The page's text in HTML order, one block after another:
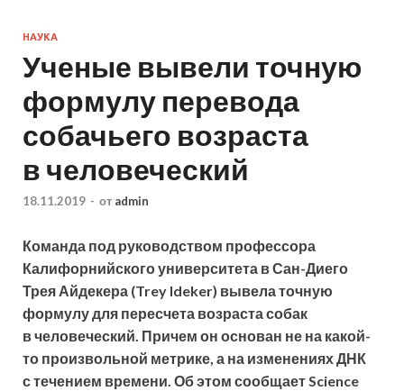
НАУКА
Ученые вывели точную
формулу перевода
собачьего возраста
в человеческий
18.11.2019 - от admin
Команда под руководством профессора
Калифорнийского университета в Сан-Диего
Трея Айдекера (Trey Ideker) вывела точную
формулу для пересчета возраста собак
в человеческий. Причем он основан не на какой-
то произвольной метрике, а на изменениях ДНК
с течением времени. Об этом сообщает Science